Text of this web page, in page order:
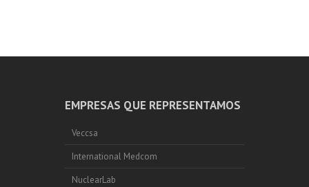
EMPRESAS QUE REPRESENTAMOS
Veccsa
International Medcom
NuclearLab